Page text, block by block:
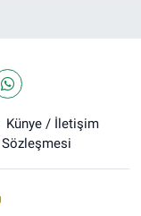
Künye / İletişim